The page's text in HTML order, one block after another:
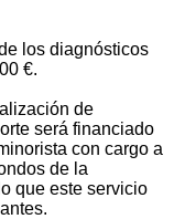
los diagnósticos
€.
de
será financiado
con cargo a
de la
que este servicio